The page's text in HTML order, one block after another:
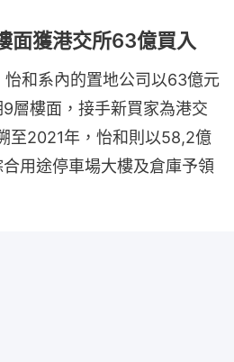
面獲港交所63億買入
和系內的置地公司以63億元
層樓面，接手新買家為港交
至2021年，怡和則以58,2億
用途停車場大樓及倉庫予領